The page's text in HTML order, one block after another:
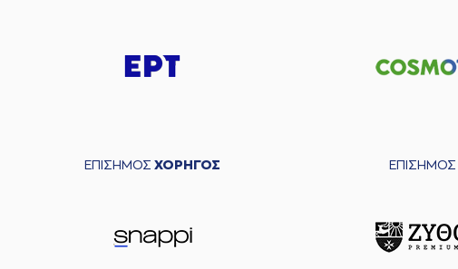
ΕΠΙΣΗΜΟΣ ΧΟΡΗΓΟΣ ΕΠΙΣΗΜΟΣ